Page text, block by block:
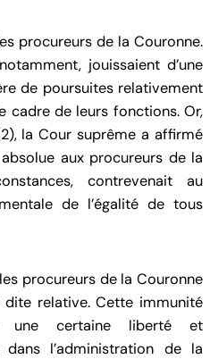
procureurs de la Couronne.
jouissaient d’une
de poursuites relativement
cadre de leurs fonctions. Or,
la Cour suprême a affirmé
aux procureurs de la
contrevenait au
de l’égalité de tous
procureurs de la Couronne
dite relative. Cette immunité
une certaine liberté et
l’administration de la